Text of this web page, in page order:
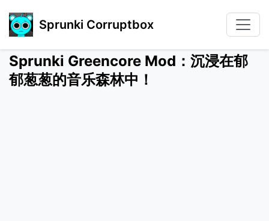
Sprunki Corruptbox
Sprunki Greencore Mod：沉浸在郁
郁葱葱的音乐森林中！